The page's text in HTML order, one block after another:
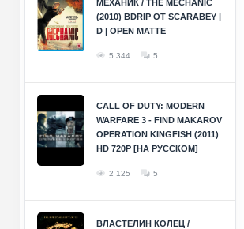
МЕХАНИК / THE MECHANIC
(2010) BDRIP ОТ SCARABEY |
D | OPEN MATTE
5 344 5
CALL OF DUTY: MODERN
WARFARE 3 - FIND MAKAROV
OPERATION KINGFISH (2011)
HD 720P [НА РУССКОМ]
2 125 5
ВЛАСТЕЛИН КОЛЕЦ /